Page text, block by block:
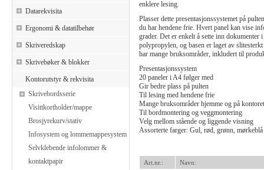
Datarekvisita
Ergonomi & datatilbehør
Skriveredskap
Skrivebøker & blokker
Kontorutstyr & rekvisita
Skrivebordsserie
Visittkortholder/mappe
Brosjyrekurv/stativ
Infosystem og lommemappesystem
Selvklebende infolommer &
kontaktpapir
enklere lesing.
Plasser dette presentasjonssystemet på
du har hendene frie. Hvert panel kan vise
grader. Det er enkelt å sette inn dokumenter
polypropylen, og basen er laget av
har mange bruksområder, inkludert til
Presentasjonssystem
20 paneler i A4 følger med
Gir bedre plass på pulten
Til lesing med hendene frie
Mange bruksområder hjemme og på kontoret
Til bordmontering og veggmontering
Velg mellom stående og liggende visning
Assorterte farger: Gul, rød, grønn, mørkeblå
Art.nr.: Navn: